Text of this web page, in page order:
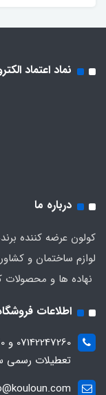
نماد اعتماد
درباره ما
کولون عرضه کننده
لوازم ساختمان و
نهاده ها و محصولات
اطلاعات
تعطیلات رسمی ساعت 8 الی 12 و